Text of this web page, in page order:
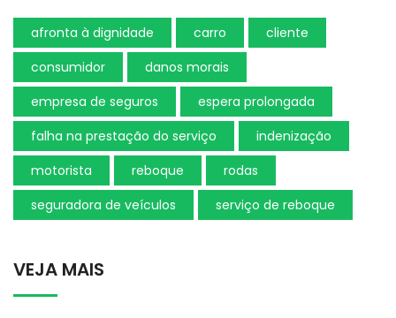
afronta à dignidade carro
cliente
consumidor
danos morais
empresa de seguros
espera prolongada
falha na prestação do serviço
indenização
motorista
reboque
rodas
seguradora de veículos
serviço de reboque
VEJA MAIS